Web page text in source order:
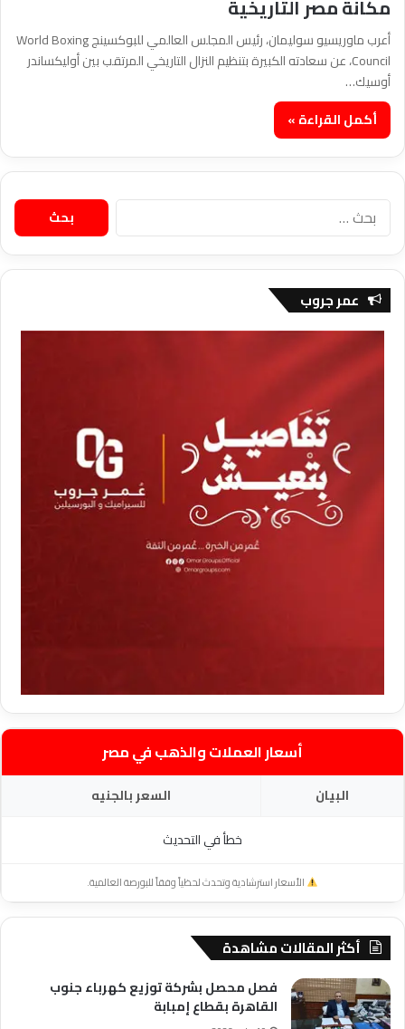
مكانة مصر التاريخية
أعرب ماوريسيو سوليمان، رئيس المجلس العالمي للبوكسينج World Boxing
Council، عن سعادته الكبيرة بتنظيم النزال التاريخي المرتقب بين أوليكساندر
أوسيك…
أكمل القراءة »
البحث
عن:
عمر جروب
أسعار العملات والذهب في مصر
البيان
السعر بالجنيه
خطأ في التحديث
الأسعار استرشادية وتحدث لحظياً وفقاً للبورصة العالمية.
أكثر المقالات مشاهدة
فصل محصل بشركة توزيع كهرباء جنوب
القاهرة بقطاع إمبابة